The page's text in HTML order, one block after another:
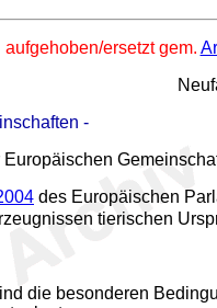
aufgehoben/ersetzt gem.
-
des Europäischen
tierischen
die besonderen